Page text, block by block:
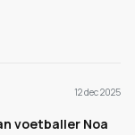
12 dec 2025
voetballer Noa